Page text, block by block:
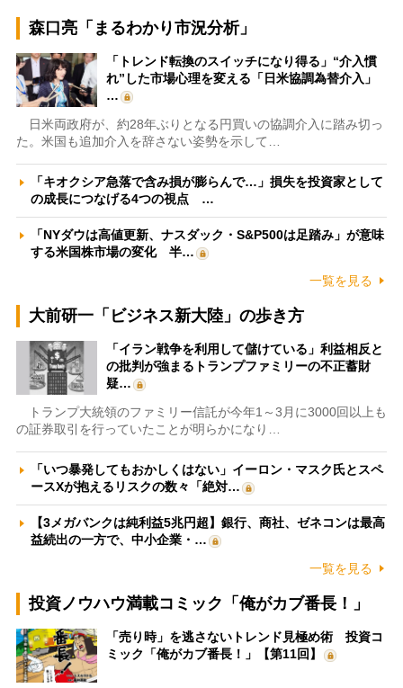
森口亮「まるわかり市況分析」
「トレンド転換のスイッチになり得る」“介入慣
れ”した市場心理を変える「日米協調為替介入」
…
日米両政府が、約28年ぶりとなる円買いの協調介入に踏み切っ
た。米国も追加介入を辞さない姿勢を示して…
「キオクシア急落で含み損が膨らんで…」損失を投資家として
の成長につなげる4つの視点 …
「NYダウは高値更新、ナスダック・S&P500は足踏み」が意味
する米国株市場の変化 半…
一覧を見る
大前研一「ビジネス新大陸」の歩き方
「イラン戦争を利用して儲けている」利益相反と
の批判が強まるトランプファミリーの不正蓄財
疑…
トランプ大統領のファミリー信託が今年1～3月に3000回以上も
の証券取引を行っていたことが明らかになり…
「いつ暴発してもおかしくはない」イーロン・マスク氏とスペ
ースXが抱えるリスクの数々「絶対…
【3メガバンクは純利益5兆円超】銀行、商社、ゼネコンは最高
益続出の一方で、中小企業・…
一覧を見る
投資ノウハウ満載コミック「俺がカブ番長！」
「売り時」を逃さないトレンド見極め術 投資コ
ミック「俺がカブ番長！」【第11回】